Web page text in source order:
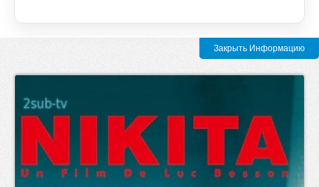
Закрыть Информацию